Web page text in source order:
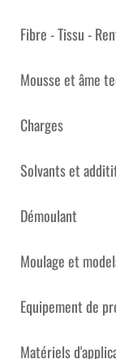
Fibre - Tissu -
Mousse et âme
Charges
Solvants et
Démoulant
Moulage et
Equipement de
Matériels
MAT
ML
PRIX TTC :
Disponible
quantité
de
DE